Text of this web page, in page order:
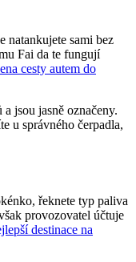
natankujete sami bez
Fai da te fungují
cesty autem do
jsou jasně označeny.
u správného čerpadla,
řeknete typ paliva
provozovatel účtuje
destinace na